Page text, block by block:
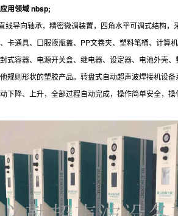
用领域 nbsp;
线导向轴承，精密微调装置，四角水平可调式结构
卡通具、口服液瓶盖、PP文卷夹、塑料笔桶、计
式容器、电源开关盒、继电器、设定器、电池外壳
规则形状的塑胶产品。转盘式自动超声波焊接机设
下降、上升，全部过程自动完成，操作简单安全，